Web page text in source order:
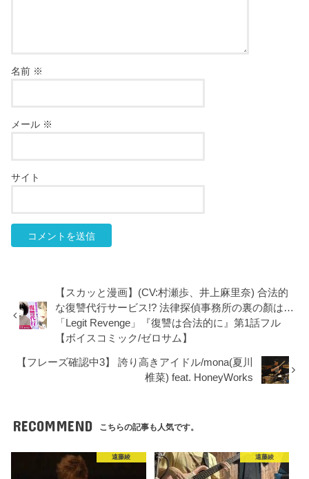
名前 ※
メール ※
サイト
【スカッと漫画】(CV:村瀬歩、井上麻里奈) 合法的
な復讐代行サービス!? 法律探偵事務所の裏の顏は…
「Legit Revenge」『復讐は合法的に』第1話フル
【ボイスコミック/ゼロサム】
【フレーズ確認中3】 誇り高きアイドル/mona(夏川
椎菜) feat. HoneyWorks
RECOMMEND こちらの記事も人気です。
遠藤綾 遠藤綾